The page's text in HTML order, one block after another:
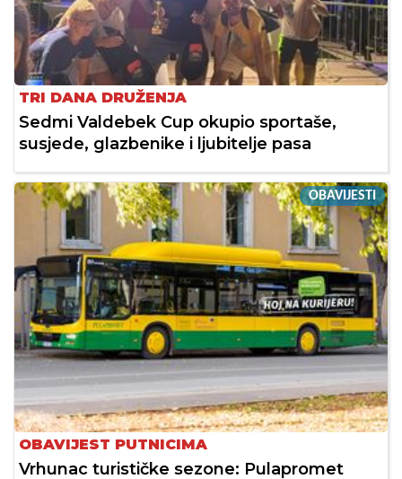
TRI DANA DRUŽENJA
Sedmi Valdebek Cup okupio sportaše,
susjede, glazbenike i ljubitelje pasa
OBAVIJESTI
OBAVIJEST PUTNICIMA
Vrhunac turističke sezone: Pulapromet